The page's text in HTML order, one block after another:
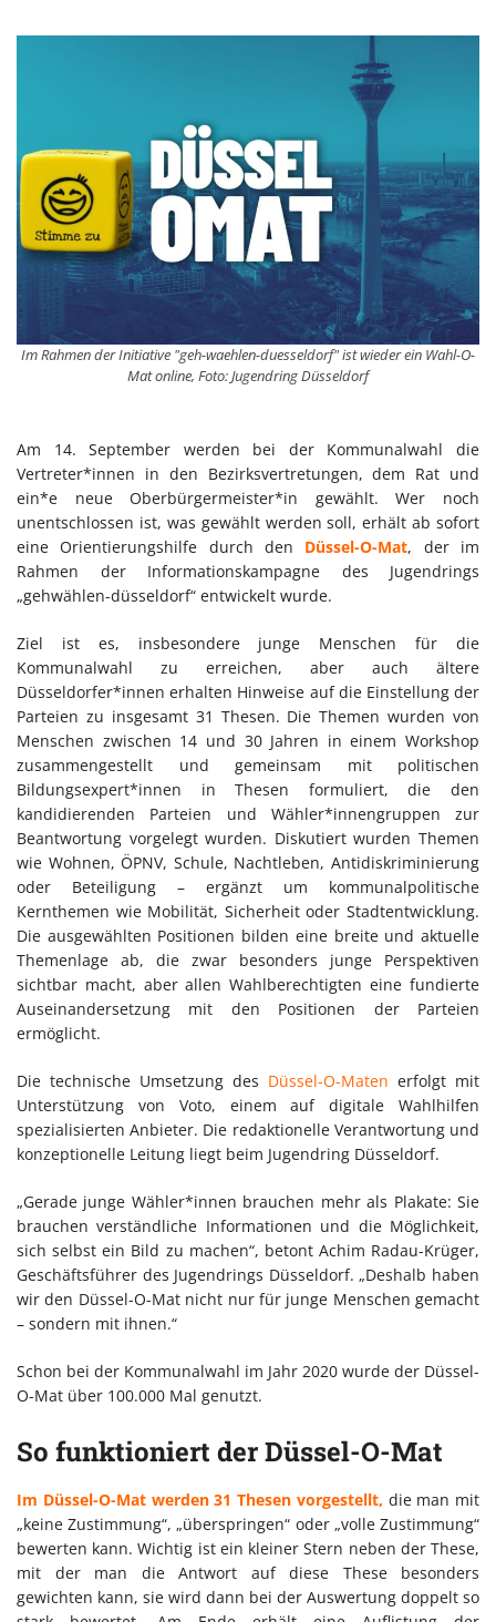
Im Rahmen der Initiative "geh-waehlen-duesseldorf" ist wieder ein Wahl-O-
Mat online, Foto: Jugendring Düsseldorf
Am 14. September werden bei der Kommunalwahl die
Vertreter*innen in den Bezirksvertretungen, dem Rat und
ein*e neue Oberbürgermeister*in gewählt. Wer noch
unentschlossen ist, was gewählt werden soll, erhält ab sofort
eine Orientierungshilfe durch den Düssel-O-Mat, der im
Rahmen der Informationskampagne des Jugendrings
„gehwählen-düsseldorf“ entwickelt wurde.
Ziel ist es, insbesondere junge Menschen für die
Kommunalwahl zu erreichen, aber auch ältere
Düsseldorfer*innen erhalten Hinweise auf die Einstellung der
Parteien zu insgesamt 31 Thesen. Die Themen wurden von
Menschen zwischen 14 und 30 Jahren in einem Workshop
zusammengestellt und gemeinsam mit politischen
Bildungsexpert*innen in Thesen formuliert, die den
kandidierenden Parteien und Wähler*innengruppen zur
Beantwortung vorgelegt wurden. Diskutiert wurden Themen
wie Wohnen, ÖPNV, Schule, Nachtleben, Antidiskriminierung
oder Beteiligung – ergänzt um kommunalpolitische
Kernthemen wie Mobilität, Sicherheit oder Stadtentwicklung.
Die ausgewählten Positionen bilden eine breite und aktuelle
Themenlage ab, die zwar besonders junge Perspektiven
sichtbar macht, aber allen Wahlberechtigten eine fundierte
Auseinandersetzung mit den Positionen der Parteien
ermöglicht.
Die technische Umsetzung des Düssel-O-Maten erfolgt mit
Unterstützung von Voto, einem auf digitale Wahlhilfen
spezialisierten Anbieter. Die redaktionelle Verantwortung und
konzeptionelle Leitung liegt beim Jugendring Düsseldorf.
„Gerade junge Wähler*innen brauchen mehr als Plakate: Sie
brauchen verständliche Informationen und die Möglichkeit,
sich selbst ein Bild zu machen“, betont Achim Radau-Krüger,
Geschäftsführer des Jugendrings Düsseldorf. „Deshalb haben
wir den Düssel-O-Mat nicht nur für junge Menschen gemacht
– sondern mit ihnen.“
Schon bei der Kommunalwahl im Jahr 2020 wurde der Düssel-
O-Mat über 100.000 Mal genutzt.
So funktioniert der Düssel-O-Mat
Im Düssel-O-Mat werden 31 Thesen vorgestellt, die man mit
„keine Zustimmung“, „überspringen“ oder „volle Zustimmung“
bewerten kann. Wichtig ist ein kleiner Stern neben der These,
mit der man die Antwort auf diese These besonders
gewichten kann, sie wird dann bei der Auswertung doppelt so